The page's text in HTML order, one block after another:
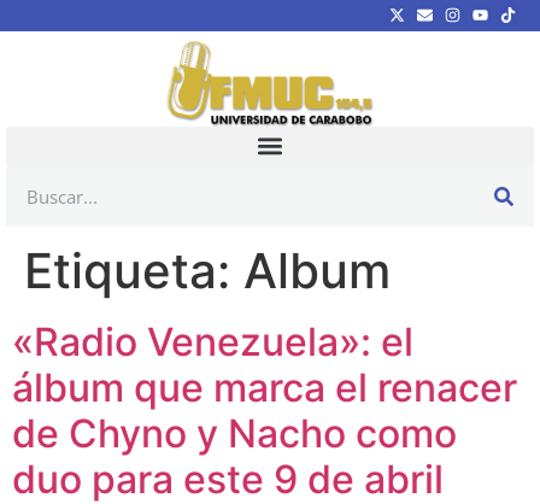
Etiqueta: Album
«Radio Venezuela»: el
álbum que marca el renacer
de Chyno y Nacho como
duo para este 9 de abril